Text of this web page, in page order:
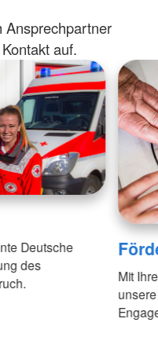
Ansprechpartner
auf.
Deutsche
des
Mit